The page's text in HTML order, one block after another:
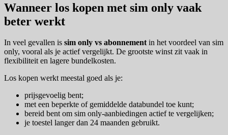
Wanneer los kopen met sim only vaak
beter werkt
In veel gevallen is sim only vs abonnementin het voordeel van sim
only, vooral als je actief vergelijkt. De grootste winst zit vaak in
flexibiliteit en lagere bundelkosten.
Los kopen werkt meestal goed als je:
prijsgevoelig bent;
met een beperkte of gemiddelde databundel toe kunt;
bereid bent om sim only-aanbiedingen actief te vergelijken;
je toestel langer dan 24 maanden gebruikt.